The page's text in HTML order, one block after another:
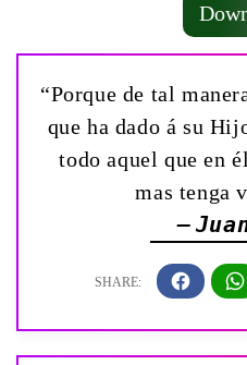
“Porque de tal
que ha dado á su
todo aquel que en
mas tenga
—